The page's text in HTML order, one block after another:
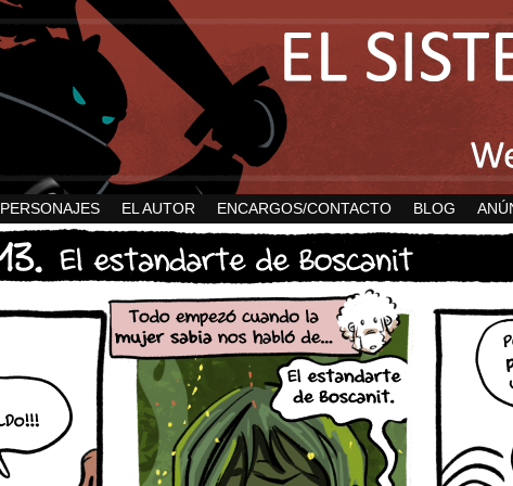
PERSONAJES EL AUTOR ENCARGOS/CONTACTO BLOG